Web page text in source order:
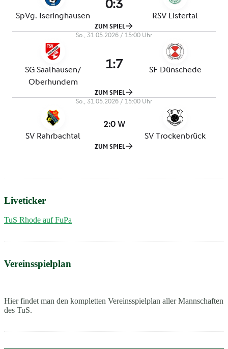
Liveticker
TuS Rhode auf FuPa
Vereinsspielplan
Hier findet man den kompletten Vereinsspielplan aller Mannschaften
des TuS.